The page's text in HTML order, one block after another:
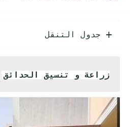
جدول التنقل
زراعة و تنسيق الحدائق